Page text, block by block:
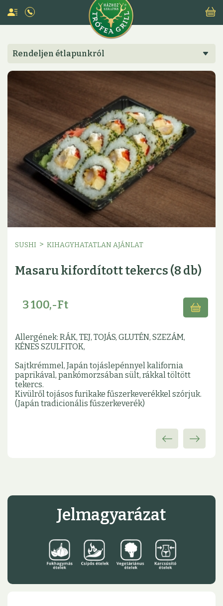
Rendeljen étlapunkról
SUSHI > KIHAGYHATATLAN AJÁNLAT
Masaru kifordított tekercs (8 db)
3 100,-Ft
Allergének: RÁK, TEJ, TOJÁS, GLUTÉN, SZEZÁM,
KÉNES SZULFITOK,
Sajtkrémmel, Japán tojáslepénnyel kalifornia
paprikával, pankómorzsában sült, rákkal töltött
tekercs.
Kivülről tojásos furikake fűszerkeverékkel szórjuk.
(Japán tradicionális fűszerkeverék)
Jelmagyarázat